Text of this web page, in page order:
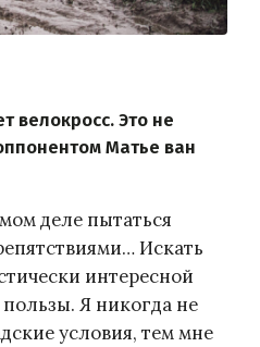
велокросс. Это не
Матье ван
деле пытаться
Искать
интересной
Я никогда не
условия, тем мне